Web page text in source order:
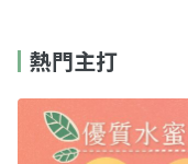
熱門主打